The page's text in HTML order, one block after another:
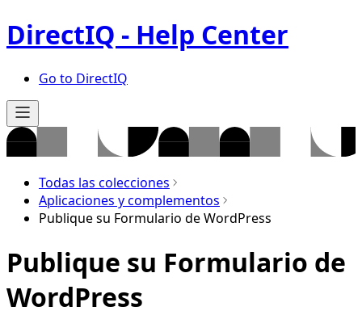
DirectIQ - Help Center
Go to DirectIQ
Todas las colecciones
Aplicaciones y complementos
Publique su Formulario de WordPress
Publique su Formulario de
WordPress